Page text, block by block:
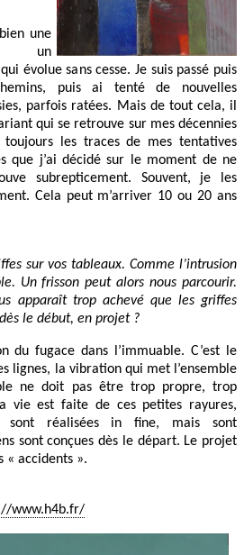
une
un
évolue sans cesse. Je suis passé puis
puis ai tenté de nouvelles
parfois ratées. Mais de tout cela, il
qui se retrouve sur mes décennies
les traces de mes tentatives
que j’ai décidé sur le moment de ne
subrepticement. Souvent, je les
Cela peut m’arriver 10 ou 20 ans
sur vos tableaux. Comme l’intrusion
Un frisson peut alors nous parcourir.
apparaît trop achevé que les griffes
le début, en projet ?
du fugace dans l’immuable. C’est le
lignes, la vibration qui met l’ensemble
ne doit pas être trop propre, trop
vie est faite de ces petites rayures,
sont réalisées in fine, mais sont
sont conçues dès le départ. Le projet
« accidents ».
www.h4b.fr/